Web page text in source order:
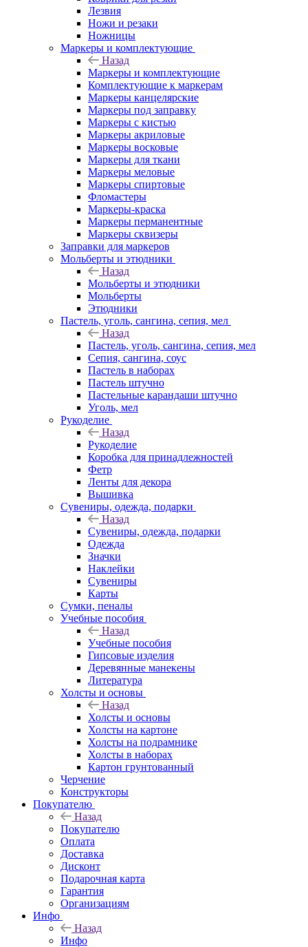
Лезвия
Ножи и резаки
Ножницы
Маркеры и комплектующие
Назад
Маркеры и комплектующие
Комплектующие к маркерам
Маркеры канцелярские
Маркеры под заправку
Маркеры с кистью
Маркеры акриловые
Маркеры восковые
Маркеры для ткани
Маркеры меловые
Маркеры спиртовые
Фломастеры
Маркеры-краска
Маркеры перманентные
Маркеры сквизеры
Заправки для маркеров
Мольберты и этюдники
Назад
Мольберты и этюдники
Мольберты
Этюдники
Пастель, уголь, сангина, сепия, мел
Назад
Пастель, уголь, сангина, сепия, мел
Сепия, сангина, соус
Пастель в наборах
Пастель штучно
Пастельные карандаши штучно
Уголь, мел
Рукоделие
Назад
Рукоделие
Коробка для принадлежностей
Фетр
Ленты для декора
Вышивка
Сувениры, одежда, подарки
Назад
Сувениры, одежда, подарки
Одежда
Значки
Наклейки
Сувениры
Карты
Сумки, пеналы
Учебные пособия
Назад
Учебные пособия
Гипсовые изделия
Деревянные манекены
Литература
Холсты и основы
Назад
Холсты и основы
Холсты на картоне
Холсты на подрамнике
Холсты в наборах
Картон грунтованный
Черчение
Конструкторы
Покупателю
Назад
Покупателю
Оплата
Доставка
Дисконт
Подарочная карта
Гарантия
Организациям
Инфо
Назад
Инфо